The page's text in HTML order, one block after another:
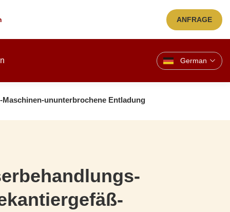
ANFRAGE
German
ununterbrochene Entladung